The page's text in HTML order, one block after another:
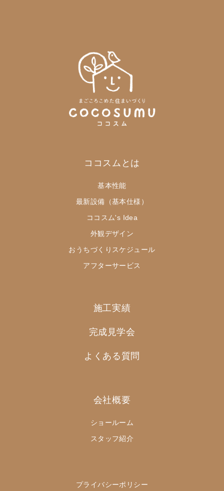
ココスムとは
基本性能
最新設備（基本仕様）
ココスム's Idea
外観デザイン
おうちづくりスケジュール
アフターサービス
施工実績
完成見学会
よくある質問
会社概要
ショールーム
スタッフ紹介
プライバシーポリシー